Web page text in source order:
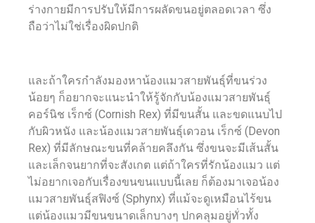
ร่างกายมีการปรับให้มีการผลัดขนอยู่ตลอดเวลา ซึ่ง
ถือว่าไม่ใช่เรื่องผิดปกติ
และถ้าใครกำลังมองหาน้องแมวสายพันธุ์ที่ขนร่วง
น้อยๆ ก็อยากจะแนะนำให้รู้จักกับน้องแมวสายพันธุ์
คอร์นิช เร็กซ์ (Cornish Rex) ที่มีขนสั้น และขดแนบไป
กับผิวหนัง และน้องแมวสายพันธุ์เดวอน เร็กซ์ (Devon
Rex) ที่มีลักษณะขนที่คล้ายคลึงกัน ซึ่งขนจะมีเส้นสั้น
และเล็กจนยากที่จะสังเกต แต่ถ้าใครที่รักน้องแมว แต่
ไม่อยากเจอกับเรื่องขนขนแบบนี้เลย ก็ต้องมาเจอน้อง
แมวสายพันธุ์สฟิงซ์ (Sphynx) ที่แม้จะดูเหมือนไร้ขน
แต่น้องแมวมีขนขนาดเล็กบางๆ ปกคลุมอยู่ทั่วทั้ง